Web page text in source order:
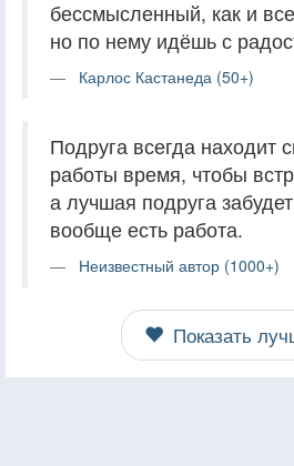
бессмысленный, как и
но по нему идёшь с
Карлос Кастанеда (50+)
Подруга всегда находит
работы время, чтобы
а лучшая подруга
вообще есть работа.
Неизвестный автор (1000+)
Показать